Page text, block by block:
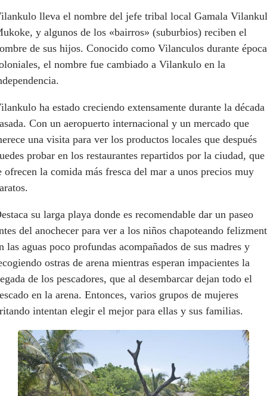
lleva el nombre del jefe tribal local Gamala
y algunos de los «bairros» (suburbios) reciben el
de sus hijos. Conocido como Vilanculos durante
el nombre fue cambiado a Vilankulo en la
ha estado creciendo extensamente durante la década
Con un aeropuerto internacional y un mercado que
una visita para ver los productos locales que después
probar en los restaurantes repartidos por la ciudad, que
ofrecen la comida más fresca del mar a unos precios muy
su larga playa donde es recomendable dar un paseo
del anochecer para ver a los niños chapoteando
las aguas poco profundas acompañados de sus madres y
ostras de arena mientras esperan impacientes la
de los pescadores, que al desembarcar dejan todo el
en la arena. Entonces, varios grupos de mujeres
intentan elegir el mejor para ellas y sus familias.